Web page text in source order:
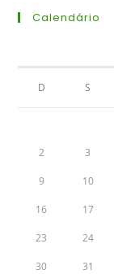
Calendário
D S
2 3
9 10
16 17
23 24
30 31